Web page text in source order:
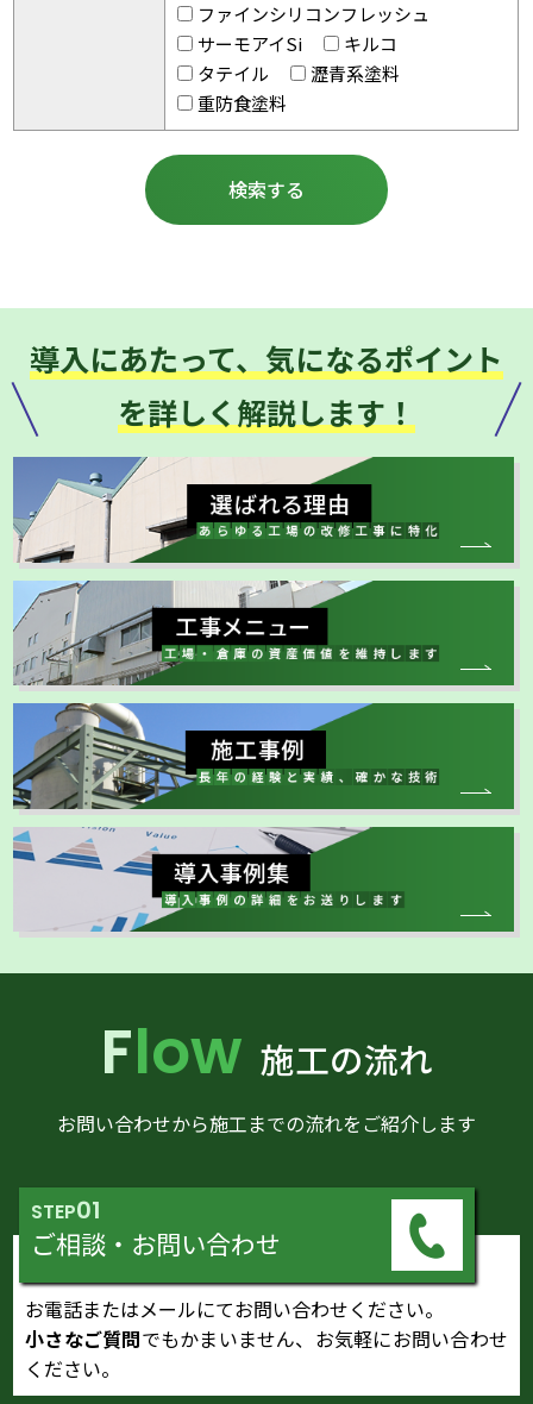
ファインシリコンフレッシュ
サーモアイSi
キルコ
タテイル
瀝青系塗料
重防食塗料
導入にあたって、気になるポイント
を詳しく解説します！
Flow 施工の流れ
お問い合わせから施工までの流れをご紹介します
STEP01
ご相談・お問い合わせ
お電話またはメールにてお問い合わせください。
小さなご質問でもかまいません、お気軽にお問い合わせ
ください。